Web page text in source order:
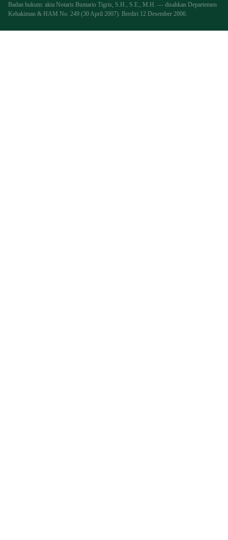
Badan hukum: akta Notaris Buntario Tigris, S.H., S.E., M.H. — disahkan Departemen
Kehakiman & HAM No. 249 (30 April 2007). Berdiri 12 Desember 2006.